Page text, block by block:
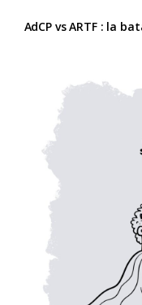
AdCP vs ARTF : la